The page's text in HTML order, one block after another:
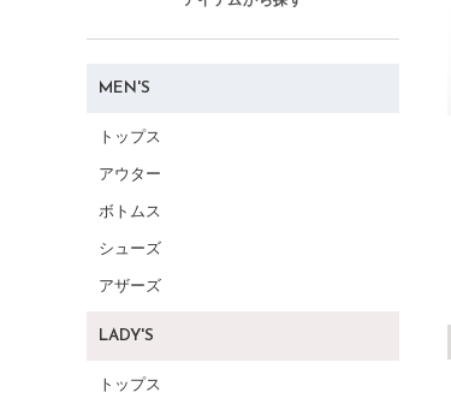
BASCO/バスコ
BALENCIAGA/バレンシアガ
ル
BIRKENSTOCK/ビルケンシュトック
BLAMINK/ブラミンク
BLUE LABEL CRESTBRIDGE/ブルーレ
C
MEN'S
トップス
アウター
ボトムス
シューズ
アザーズ
LADY'S
トップス